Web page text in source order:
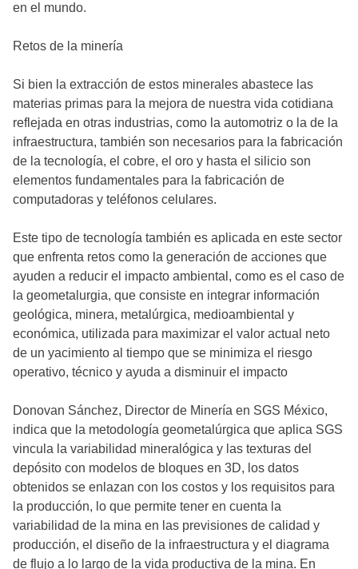
en el mundo.
Retos de la minería
Si bien la extracción de estos minerales abastece las
materias primas para la mejora de nuestra vida cotidiana
reflejada en otras industrias, como la automotriz o la de la
infraestructura, también son necesarios para la fabricación
de la tecnología, el cobre, el oro y hasta el silicio son
elementos fundamentales para la fabricación de
computadoras y teléfonos celulares.
Este tipo de tecnología también es aplicada en este sector
que enfrenta retos como la generación de acciones que
ayuden a reducir el impacto ambiental, como es el caso de
la geometalurgia, que consiste en integrar información
geológica, minera, metalúrgica, medioambiental y
económica, utilizada para maximizar el valor actual neto
de un yacimiento al tiempo que se minimiza el riesgo
operativo, técnico y ayuda a disminuir el impacto
Donovan Sánchez, Director de Minería en SGS México,
indica que la metodología geometalúrgica que aplica SGS
vincula la variabilidad mineralógica y las texturas del
depósito con modelos de bloques en 3D, los datos
obtenidos se enlazan con los costos y los requisitos para
la producción, lo que permite tener en cuenta la
variabilidad de la mina en las previsiones de calidad y
producción, el diseño de la infraestructura y el diagrama
de flujo a lo largo de la vida productiva de la mina. En